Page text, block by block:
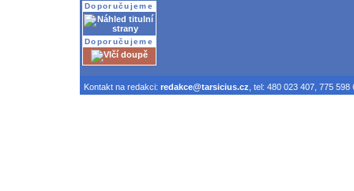
Doporučujeme
Doporučujeme
Kontakt na redakci: redakce@tarsicius.cz , tel: 480 023 407, 775 598